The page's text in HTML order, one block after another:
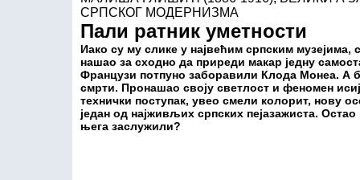
СРПСКОГ МОДЕРНИЗМА
Пали ратник уметности
Иако су му слике у највећим српским музејима,
нашао за сходно да приреди макар једну
Французи потпуно заборавили Клода Монеа. А
смрти. Пронашао своју светлост и феномен
технички поступак, увео смели колорит, нову
један од најживљих српских пејазажиста.
њега заслужили?